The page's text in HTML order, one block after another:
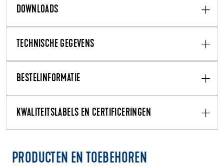
DOWNLOADS
TECHNISCHE GEGEVENS
BESTELINFORMATIE
KWALITEITSLABELS EN CERTIFICERINGEN
PRODUCTEN EN TOEBEHOREN